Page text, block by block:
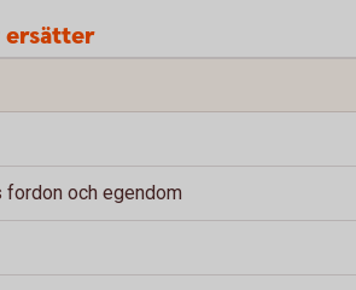
ersätter
fordon och egendom